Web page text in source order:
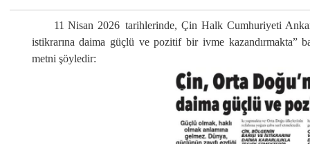
11 Nisan 2026 tarihlerinde, Çin Halk Cumhuriyeti
istikrarına daima güçlü ve pozitif bir ivme kazandırmakta”
metni şöyledir: